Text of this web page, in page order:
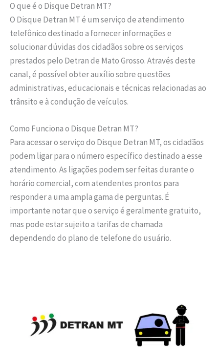
O que é o Disque Detran MT?
O Disque Detran MT é um serviço de atendimento
telefônico destinado a fornecer informações e
solucionar dúvidas dos cidadãos sobre os serviços
prestados pelo Detran de Mato Grosso. Através deste
canal, é possível obter auxílio sobre questões
administrativas, educacionais e técnicas relacionadas ao
trânsito e à condução de veículos.
Como Funciona o Disque Detran MT?
Para acessar o serviço do Disque Detran MT, os cidadãos
podem ligar para o número específico destinado a esse
atendimento. As ligações podem ser feitas durante o
horário comercial, com atendentes prontos para
responder a uma ampla gama de perguntas. É
importante notar que o serviço é geralmente gratuito,
mas pode estar sujeito a tarifas de chamada
dependendo do plano de telefone do usuário.